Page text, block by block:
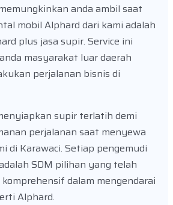
anda ambil saat
mobil Alphard dari kami adalah
plus jasa supir. Service ini
masyarakat luar daerah
perjalanan bisnis di
supir terlatih demi
perjalanan saat menyewa
di Karawaci. Setiap pengemudi
SDM pilihan yang telah
dalam mengendarai
Alphard.